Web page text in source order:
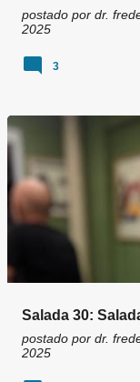
postado por dr.
2025
3
Salada 30:
postado por dr.
2025